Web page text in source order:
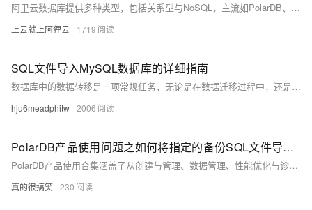
阿里云数据库提供多种类型，包括关系型与NoSQL，主流如PolarDB、RDS MySQL/PostgreSQL、Redis等。价格低至21元/月起，支持按需付费与优惠套餐，适用于各类应用场景。
上云就上阿狸云 1719
SQL文件导入MySQL数据库的详细指南
数据库中的数据转移是一项常规任务，无论是在数据迁移过程中，还是在数据备份、还原场景中，导入导出SQL文件显得尤为重要。特别是在使用MySQL数据库时，如何将SQL文件导入数据库是一项基本技能。本文将详细介绍如何将SQL文件导入MySQL数据库，并提供一个清晰、完整的步骤指南。这篇文章的内容字数大约在
hju6meadphitw 2006
PolarDB产品使用问题之如何将指定的备份SQL文件导入到集群中
PolarDB产品使用合集涵盖了从创建与管理、数据管理、性能优化与诊断、安全与合规到生态与集成、运维与支持等全方位的功能和服务，旨在帮助企业轻松构建高可用、高性能且易于管理的数据库环境，满足不同业务场景的需求。用户可以通过阿里云控制台、API、SDK等方式便捷地使用这些功能，实现数据库的高效运维与持续优化。
真的很搞笑 230